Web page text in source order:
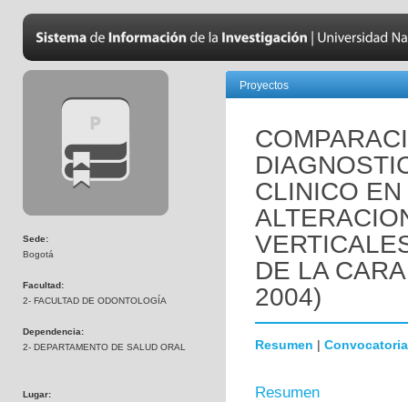
Sede:
Bogotá
Facultad:
2- FACULTAD DE ODONTOLOGÍA
Dependencia:
2- DEPARTAMENTO DE SALUD ORAL
Lugar:
Proyectos
CLINICO
DE LA
2004)
Resumen | Convocatoria
Resumen